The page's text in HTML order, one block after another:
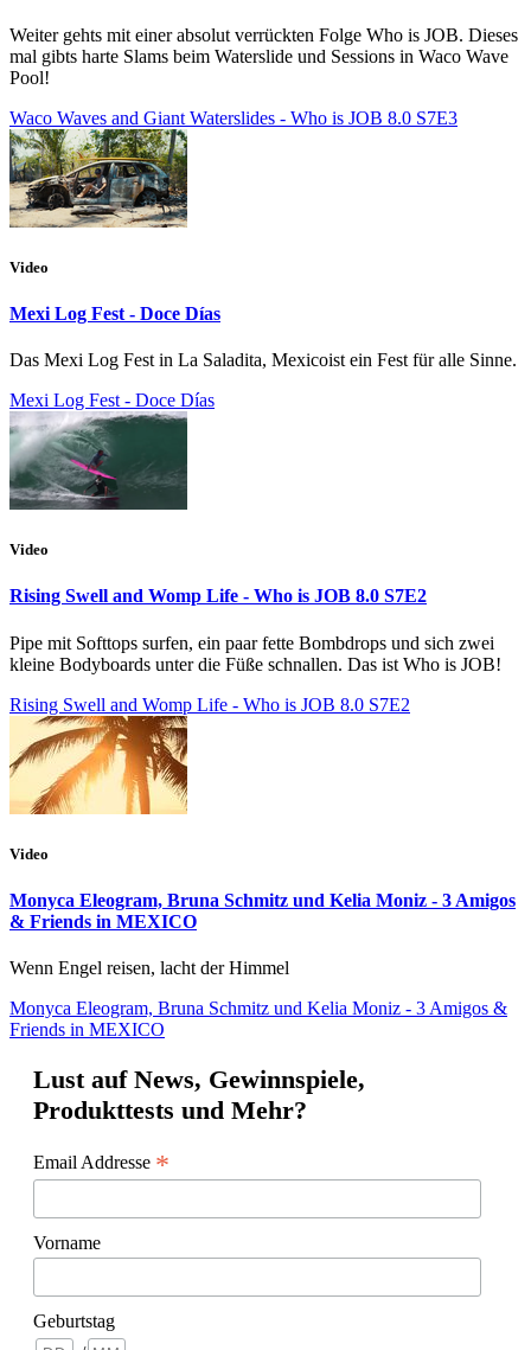
Weiter gehts mit einer absolut verrückten Folge Who is JOB. Dieses
mal gibts harte Slams beim Waterslide und Sessions in Waco Wave
Pool!
Waco Waves and Giant Waterslides - Who is JOB 8.0 S7E3
Video
Mexi Log Fest - Doce Días
Das Mexi Log Fest in La Saladita, Mexicoist ein Fest für alle Sinne.
Mexi Log Fest - Doce Días
Video
Rising Swell and Womp Life - Who is JOB 8.0 S7E2
Pipe mit Softtops surfen, ein paar fette Bombdrops und sich zwei
kleine Bodyboards unter die Füße schnallen. Das ist Who is JOB!
Rising Swell and Womp Life - Who is JOB 8.0 S7E2
Video
Monyca Eleogram, Bruna Schmitz und Kelia Moniz - 3 Amigos
& Friends in MEXICO
Wenn Engel reisen, lacht der Himmel
Monyca Eleogram, Bruna Schmitz und Kelia Moniz - 3 Amigos &
Friends in MEXICO
Lust auf News, Gewinnspiele,
Produkttests und Mehr?
Email Addresse *
Vorname
Geburtstag